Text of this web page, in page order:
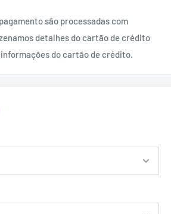
de Olefina, Digluconato de
são processadas com
detalhes do cartão de crédito
do cartão de crédito.